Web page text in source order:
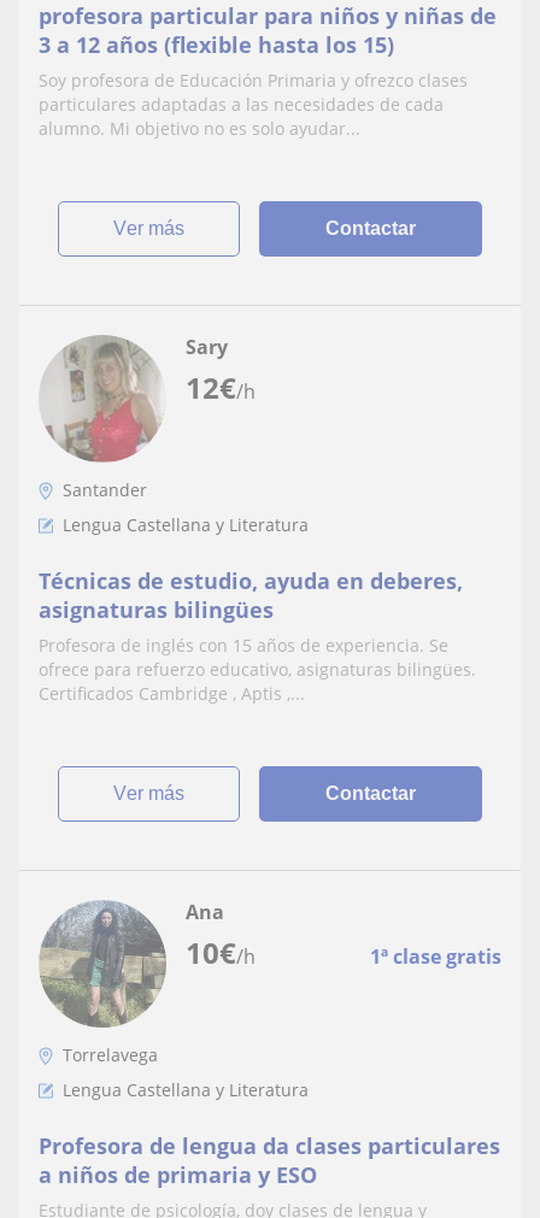
profesora particular para niños y niñas de
3 a 12 años (flexible hasta los 15)
Soy profesora de Educación Primaria y ofrezco clases
particulares adaptadas a las necesidades de cada
alumno. Mi objetivo no es solo ayudar...
ver más Contactar
12€/h
Sary
Santander
Lengua Castellana y Literatura
Técnicas de estudio, ayuda en deberes,
asignaturas bilingües
Profesora de inglés con 15 años de experiencia. Se
ofrece para refuerzo educativo, asignaturas bilingües.
Certificados Cambridge , Aptis ,...
ver más Contactar
10€/h 1ª clase gratis
Ana
Torrelavega
Lengua Castellana y Literatura
Profesora de lengua da clases particulares
a niños de primaria y ESO
Estudiante de psicología, doy clases de lengua y